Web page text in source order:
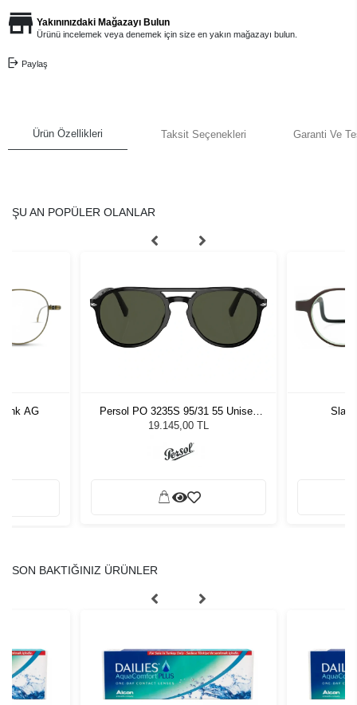
Yakınınızdaki Mağazayı Bulun
Ürünü incelemek veya denemek için size en yakın mağazayı bulun.
Paylaş
Ürün Özellikleri Taksit Seçenekleri Garanti Ve
ŞU AN POPÜLER OLANLAR
AG
Persol PO 3235S 95/31 55 Unisex
Güneş Gözlüğü
19.145,00 TL
SON BAKTIĞINIZ ÜRÜNLER